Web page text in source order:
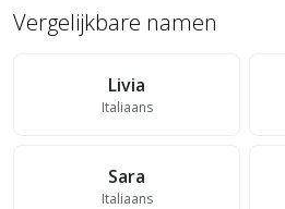
Vergelijkbare namen
Livia
Italiaans
Sara
Italiaans